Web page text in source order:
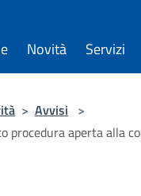
Novità Servizi
> Avvisi >
procedura aperta alla